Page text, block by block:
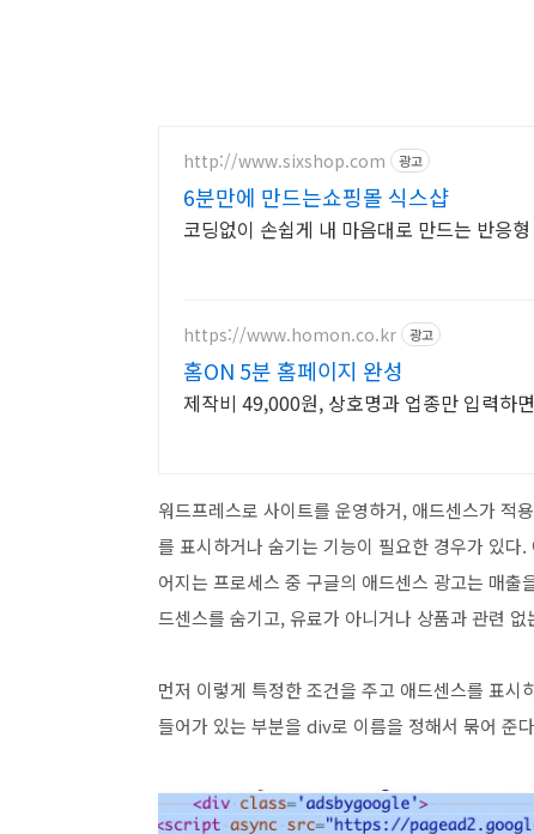
http://www.sixshop.com 광고
6분만에 만드는쇼핑몰 식스샵
코딩없이 손쉽게 내 마음대로 만드는 반응
https://www.homon.co.kr 광고
홈ON 5분 홈페이지 완성
제작비 49,000원, 상호명과 업종만 입력하
워드프레스로 사이트를 운영하거, 애드센스가 적
를 표시하거나 숨기는 기능이 필요한 경우가 있
어지는 프로세스 중 구글의 애드센스 광고는 매
드센스를 숨기고, 유료가 아니거나 상품과 관련
먼저 이렇게 특정한 조건을 주고 애드센스를 표
들어가 있는 부분을 div로 이름을 정해서 묶어 준